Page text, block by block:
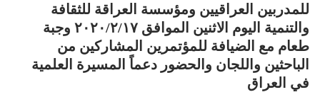
للمدربين العراقيين ومؤسسة العراقة للثقافة
والتنمية اليوم الاثنين الموافق ٢٠٢٠/٢/١٧ وجبة
طعام مع الضيافة للمؤتمرين المشاركين من
الباحثين واللجان والحضور دعماً المسيرة العلمية
في العراق